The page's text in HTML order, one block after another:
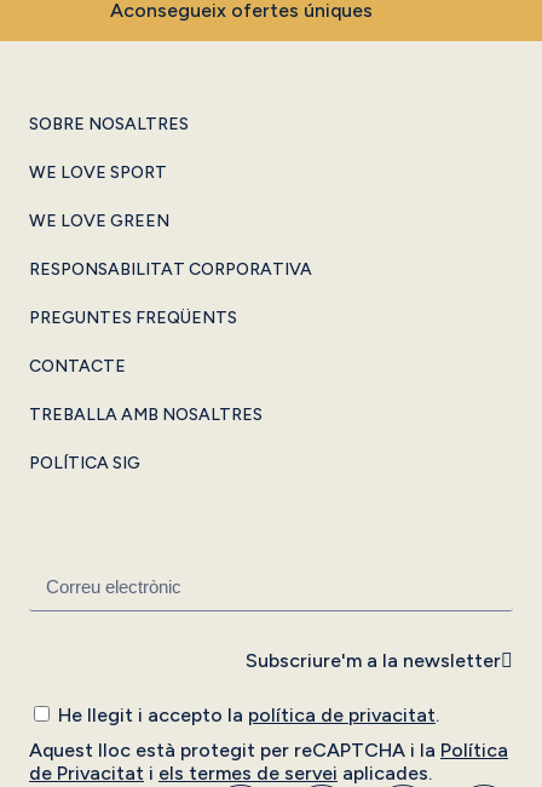
Aconsegueix ofertes úniques
SOBRE NOSALTRES
WE LOVE SPORT
WE LOVE GREEN
RESPONSABILITAT CORPORATIVA
PREGUNTES FREQÜENTS
CONTACTE
TREBALLA AMB NOSALTRES
POLÍTICA SIG
He llegit i accepto la política de privacitat.
Aquest lloc està protegit per reCAPTCHA i la Política
de Privacitat i els termes de servei aplicades.
Subscriure'm a la newsletter